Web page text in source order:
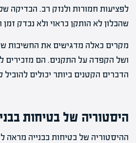
לפציעות חמורות ולנזק רב. הבדיקה
שהבלון לא הותקן כראוי ולא נבדק זמן
מקרים כאלה מדגישים את החשיבות
ושל הקפדה על התקנים. הם מזכירים
הדברים הקטנים ביותר יכולים
היסטוריה של בטיחות
ההיסטוריה של בטיחות בבנייה מראה